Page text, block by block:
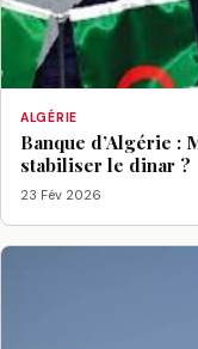
ALGÉRIE
Banque d’Algérie :
stabiliser le dinar ?
23 Fév 2026